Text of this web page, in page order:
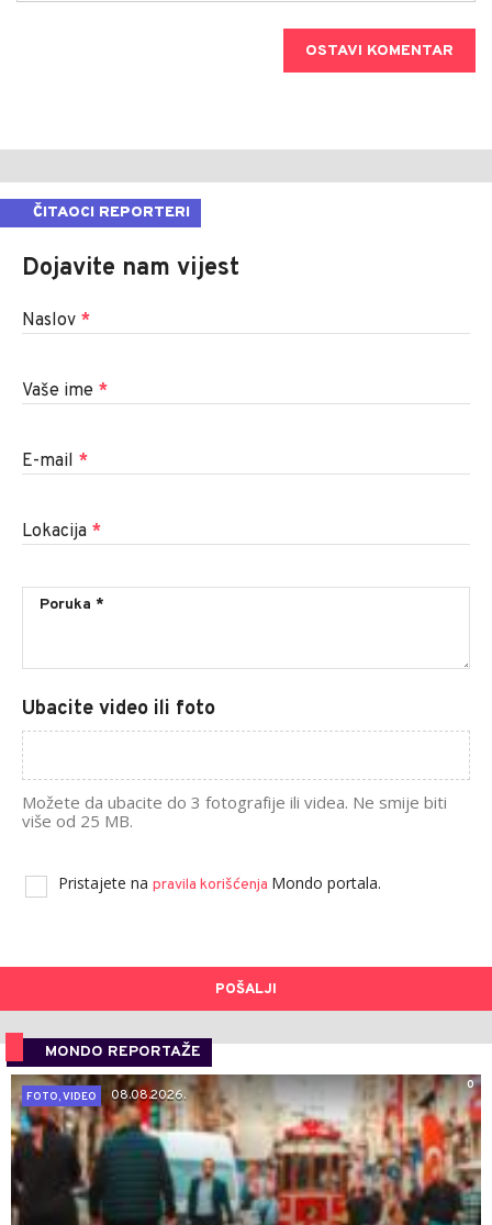
OSTAVI KOMENTAR
ČITAOCI REPORTERI
Dojavite nam vijest
Naslov *
Vaše ime *
E-mail *
Lokacija *
Ubacite video ili foto
Možete da ubacite do 3 fotografije ili videa. Ne smije biti
više od 25 MB.
Pristajete na pravila korišćenja Mondo portala.
POŠALJI
MONDO REPORTAŽE
0
FOTO, VIDEO
08.08.2026.